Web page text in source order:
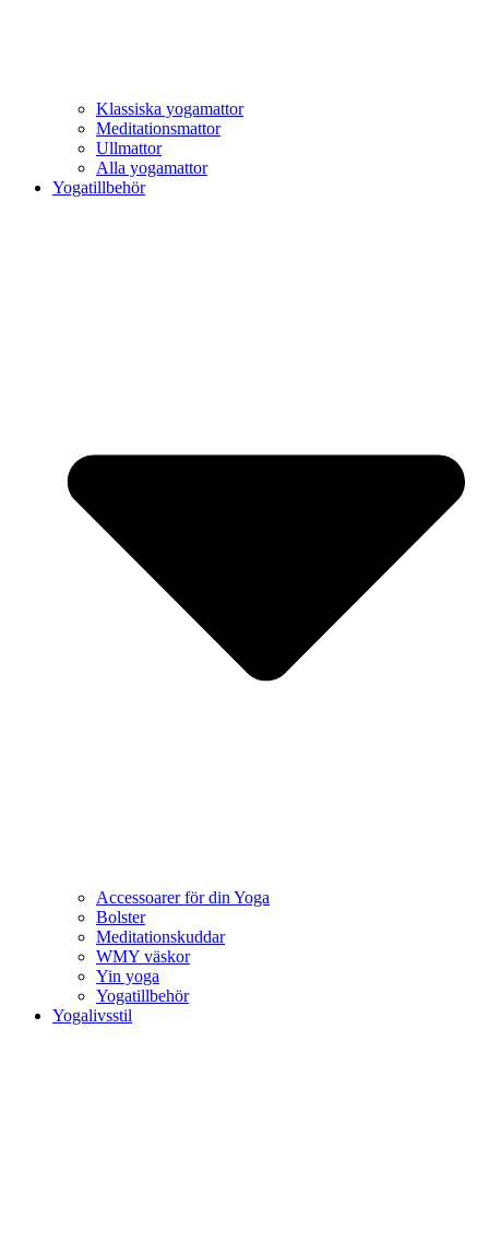
Klassiska yogamattor
Meditationsmattor
Ullmattor
Alla yogamattor
Yogatillbehör
Accessoarer för din Yoga
Bolster
Meditationskuddar
WMY väskor
Yin yoga
Yogatillbehör
Yogalivsstil